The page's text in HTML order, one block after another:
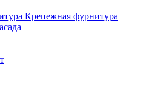
Крепежная фурнитура